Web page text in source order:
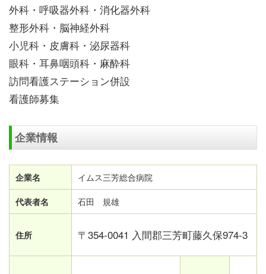
外科・呼吸器外科・消化器外科
整形外科・脳神経外科
小児科・皮膚科・泌尿器科
眼科・耳鼻咽頭科・麻酔科
訪問看護ステーション併設
看護師募集
企業情報
企業名 イムス三芳総合病院
代表者名 石田 規雄
住所 〒354-0041 入間郡三芳町藤久保974-3